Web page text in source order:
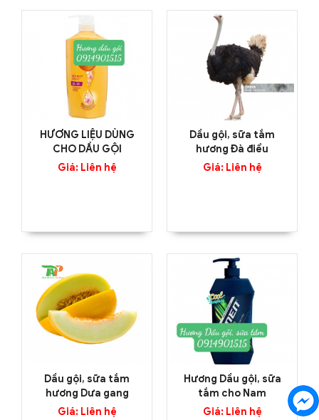
HƯƠNG LIỆU DÙNG
CHO DẦU GỘI
Giá: Liên hệ
Dầu gội, sữa tắm
hương Đà điểu
Giá: Liên hệ
Dầu gội, sữa tắm
hương Dưa gang
Giá: Liên hệ
Hương Dầu gội, sữa
tắm cho Nam
Giá: Liên hệ